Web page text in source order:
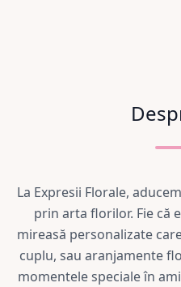
La Expresii Florale,
prin arta florilor. Fie că
mireasă personalizate
cuplu, sau aranjamente
momentele speciale în